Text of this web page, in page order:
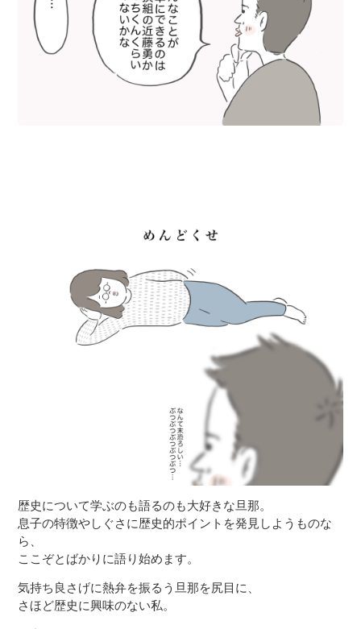
歴史について学ぶのも語るのも大好きな旦那。
息子の特徴やしぐさに歴史的ポイントを発見しようものな
ら、
ここぞとばかりに語り始めます。
気持ち良さげに熱弁を振るう旦那を尻目に、
さほど歴史に興味のない私。